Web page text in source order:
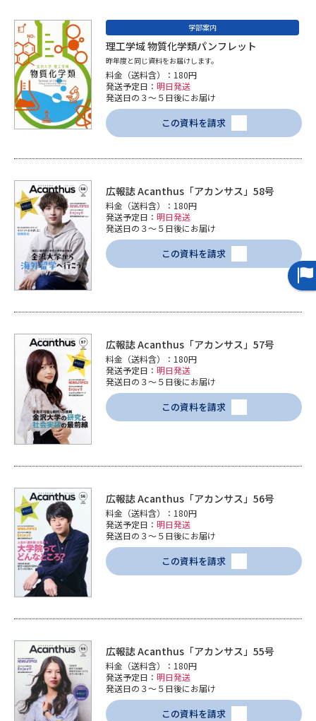
学部案内
理工学域 物質化学類パンフレット
昨年度と同じ資料をお届けします。
料金（送料含）：180円
発送予定日： 明日発送
発送日の３～５日後にお届け
この資料を請求
広報誌 Acanthus「アカンサス」58号
料金（送料含）：180円
発送予定日： 明日発送
発送日の３～５日後にお届け
この資料を請求
広報誌 Acanthus「アカンサス」57号
料金（送料含）：180円
発送予定日： 明日発送
発送日の３～５日後にお届け
この資料を請求
広報誌 Acanthus「アカンサス」56号
料金（送料含）：180円
発送予定日： 明日発送
発送日の３～５日後にお届け
この資料を請求
広報誌 Acanthus「アカンサス」55号
料金（送料含）：180円
発送予定日： 明日発送
発送日の３～５日後にお届け
この資料を請求